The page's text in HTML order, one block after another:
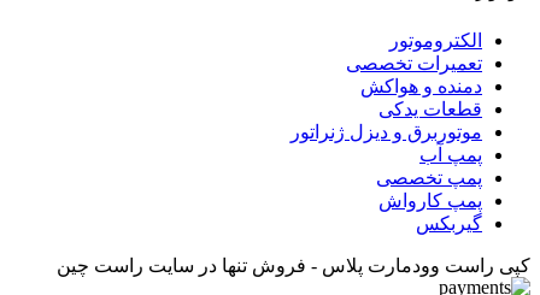
الکتروموتور
تعمیرات تخصصی
دمنده و هواکش
قطعات یدکی
موتوربرق و دیزل ژنراتور
پمپ آب
پمپ تخصصی
پمپ کارواش
گیربکس
کپی راست وودمارت پلاس - فروش تنها در سایت راست چین